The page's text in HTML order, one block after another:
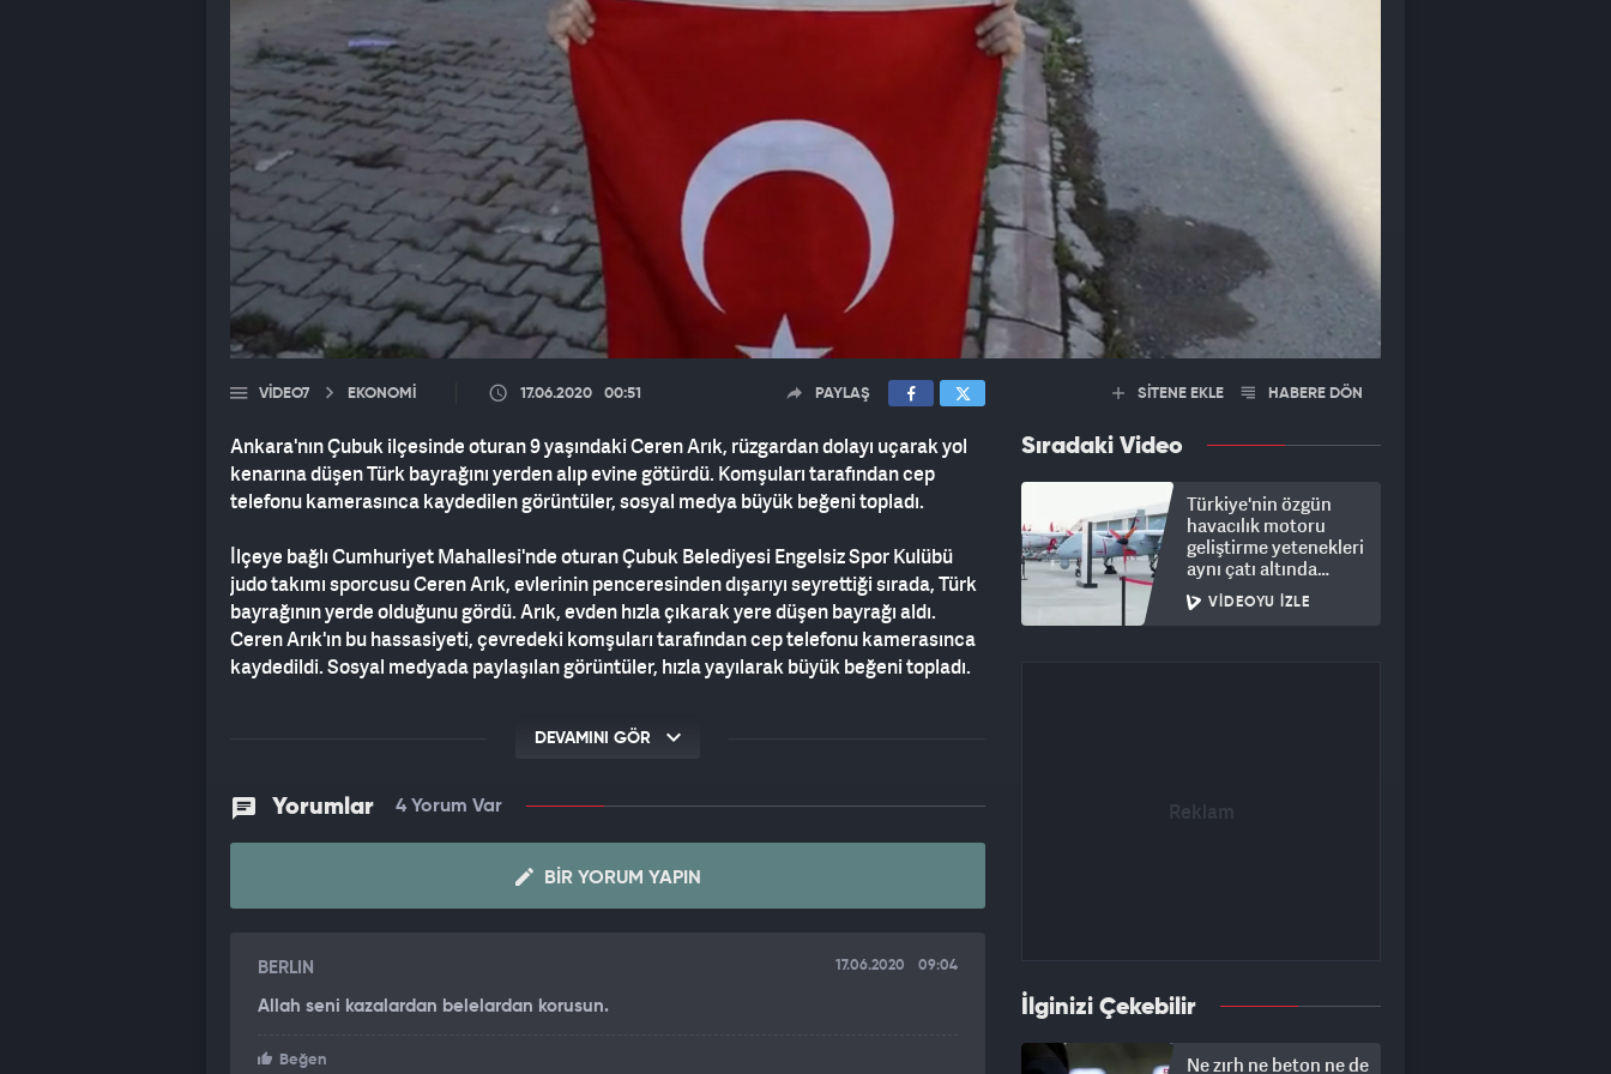
VIDEO7 EKONOMİ 17.06.2020 00:51 PAYLAŞ
Ankara'nın Çubuk ilçesinde oturan 9 yaşındaki Ceren Arık, rüzgardan dolayı uçarak yol
kenarına düşen Türk bayrağını yerden alıp evine götürdü. Komşuları tarafından cep
telefonu kamerasınca kaydedilen görüntüler, sosyal medya büyük beğeni topladı.
İlçeye bağlı Cumhuriyet Mahallesi'nde oturan Çubuk Belediyesi Engelsiz Spor Kulübü
judo takımı sporcusu Ceren Arık, evlerinin penceresinden dışarıyı seyrettiği sırada, Türk
bayrağının yerde olduğunu gördü. Arık, evden hızla çıkarak yere düşen bayrağı aldı.
Ceren Arık'ın bu hassasiyeti, çevredeki komşuları tarafından cep telefonu kamerasınca
kaydedildi. Sosyal medyada paylaşılan görüntüler, hızla yayılarak büyük beğeni topladı.
'BAYRAK YERE DÜŞMEZ, GÖKLERDE DALGALANIR'
bakıyorduk, hava fırtınalıydı. Bayrağın düştüğünü gördük. Hızla, heyecanla, koşa koşa
sosyal medyada görenlerden gelen tebrikler de ayrıca beni mutlu etti" dedi.
Anne Meral Arık ise "Kızımın davranışı ile gurur duydum. Bu, vatan sevgisini gösterir.
kendimizi mutlu hissediyoruz. Bu vesile ile bayrak sevgimizin karşılığını, yine bu bayrak
DEVAMINI GÖR
Yorumlar 4 Yorum Var
BIR YORUM YAPIN
BERLIN 17.06.2020 09:04
Allah seni kazalardan belelardan korusun.
Beğen
SİTENE EKLE HABERE DÖN
Sıradaki Video
Türkiye'nin özgün
havacılık motoru
geliştirme yetenekleri
aynı çatı altında
toplanıyor
VIDEOYU İZLE
İlginizi Çekebilir
Ne zırh ne beton ne de